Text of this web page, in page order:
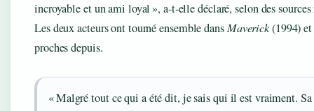
incroyable et un ami loyal », a-t-elle déclaré, selon des
Les deux acteurs ont tourné ensemble dansMaverick(1994) et
proches depuis.
« Malgré tout ce qui a été dit, je sais qui il est vraiment.